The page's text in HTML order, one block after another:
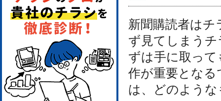
新聞購読者は
ず見てしまう
ずは手に取っ
作が重要とな
は、どのよう